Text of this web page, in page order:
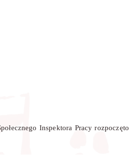
Inspektora Pracy rozpoczęto